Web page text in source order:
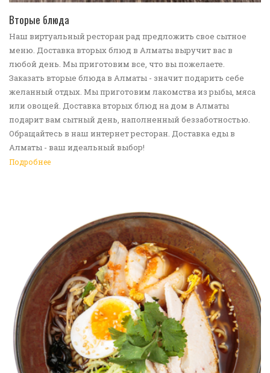
Вторые блюда
Наш виртуальный ресторан рад предложить свое сытное
меню. Доставка вторых блюд в Алматы выручит вас в
любой день. Мы приготовим все, что вы пожелаете.
Заказать вторые блюда в Алматы - значит подарить себе
желанный отдых. Мы приготовим лакомства из рыбы, мяса
или овощей. Доставка вторых блюд на дом в Алматы
подарит вам сытный день, наполненный беззаботностью.
Обращайтесь в наш интернет ресторан. Доставка еды в
Алматы - ваш идеальный выбор!
Подробнее